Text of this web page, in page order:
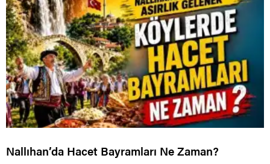
Nallıhan’da Hacet Bayramları Ne Zaman?